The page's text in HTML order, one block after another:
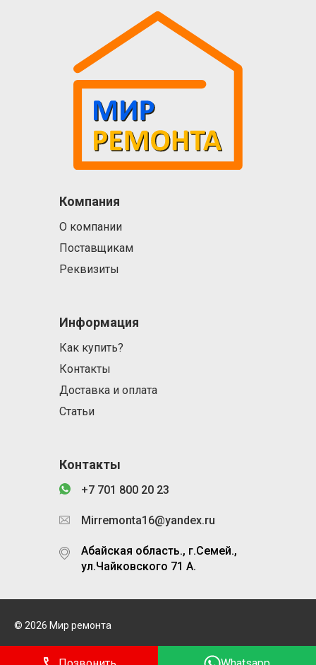
Компания
О компании
Поставщикам
Реквизиты
Информация
Как купить?
Контакты
Доставка и оплата
Статьи
Контакты
+7 701 800 20 23
Mirremonta16@yandex.ru
Абайская область., г.Семей.,
ул.Чайковского 71 А.
© 2026 Мир ремонта